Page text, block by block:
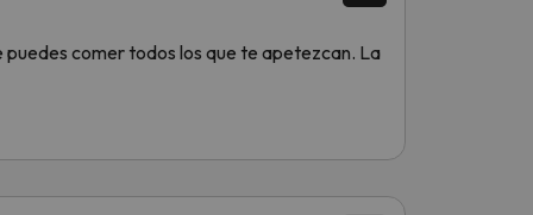
comer todos los que te apetezcan. La